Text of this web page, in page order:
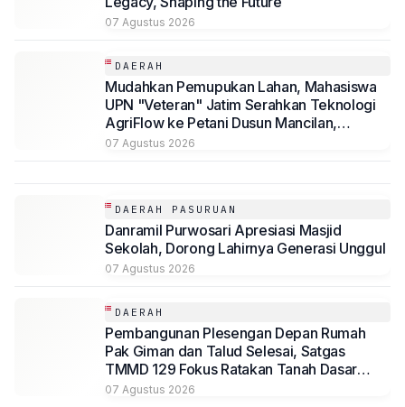
07 Agustus 2026
DAERAH
Mudahkan Pemupukan Lahan, Mahasiswa
UPN "Veteran" Jatim Serahkan Teknologi
AgriFlow ke Petani Dusun Mancilan,
Jombang
07 Agustus 2026
DAERAH PASURUAN
Danramil Purwosari Apresiasi Masjid
Sekolah, Dorong Lahirnya Generasi Unggul
07 Agustus 2026
DAERAH
Pembangunan Plesengan Depan Rumah
Pak Giman dan Talud Selesai, Satgas
TMMD 129 Fokus Ratakan Tanah Dasar
Sungai
07 Agustus 2026